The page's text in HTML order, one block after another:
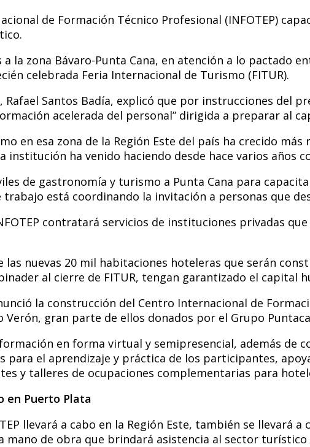
de Formación Técnico Profesional (INFOTEP)
la zona Bávaro-Punta Cana, en atención a lo pactado
celebrada Feria Internacional de Turismo (FITUR).
Rafael Santos Badía, explicó que por instrucciones
acelerada del personal” dirigida a preparar al
en esa zona de la Región Este del país ha crecido
institución ha venido haciendo desde hace varios años
de gastronomía y turismo a Punta Cana para
trabajo está coordinando la invitación a personas que
contratará servicios de instituciones privadas
las nuevas 20 mil habitaciones hoteleras que serán
al cierre de FITUR, tengan garantizado el capital
la construcción del Centro Internacional de
gran parte de ellos donados por el Grupo
en forma virtual y semipresencial, además
el aprendizaje y práctica de los participantes,
y talleres de ocupaciones complementarias para
en Puerto Plata
llevará a cabo en la Región Este, también se llevará
mano de obra que brindará asistencia al sector